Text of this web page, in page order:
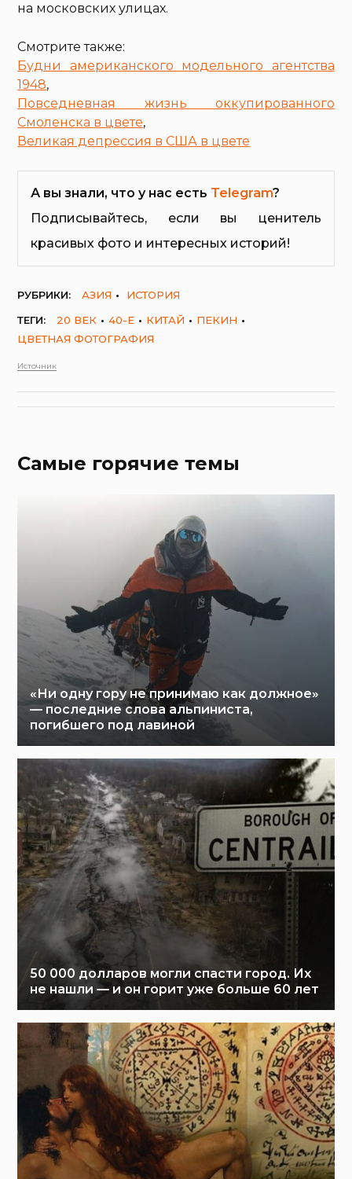
на московских улицах.
Смотрите также:
Будни американского модельного агентства
1948,
Повседневная жизнь оккупированного
Смоленска в цвете,
Великая депрессия в США в цвете
А вы знали, что у нас есть Telegram?
Подписывайтесь, если вы ценитель
красивых фото и интересных историй!
РУБРИКИ: АЗИЯ
ИСТОРИЯ
ТЕГИ:
20 ВЕК 40-Е КИТАЙ
ПЕКИН
ЦВЕТНАЯ ФОТОГРАФИЯ
Источник
Самые горячие темы
«Ни одну гору не принимаю как должное»
— последние слова альпиниста,
погибшего под лавиной
50 000 долларов могли спасти город. Их
не нашли — и он горит уже больше 60 лет